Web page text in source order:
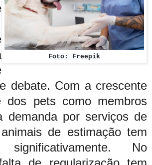
Foto: Freepik
debate. Com a crescente
dos pets como membros
demanda por serviços de
de estimação tem
significativamente. No